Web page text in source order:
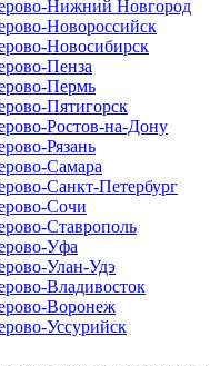
Нижний Новгород
Новороссийск
Новосибирск
Пенза
Пермь
Пятигорск
Ростов-на-Дону
Рязань
Самара
Санкт-Петербург
Сочи
Ставрополь
Уфа
Улан-Удэ
Владивосток
Воронеж
Уссурийск